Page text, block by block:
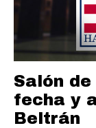
Salón
fecha y
Beltrán